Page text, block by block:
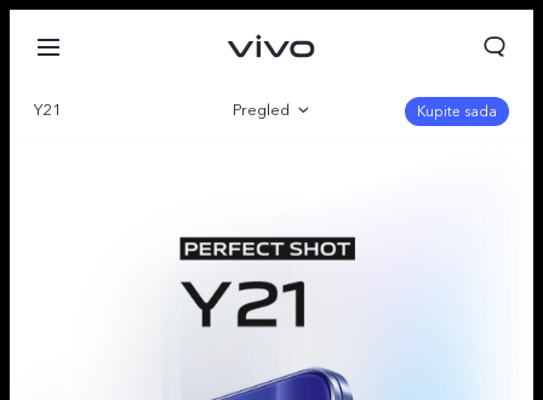
Y21 Pregled Kupite sada